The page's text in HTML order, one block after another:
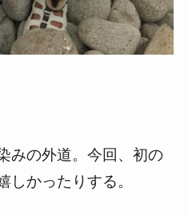
みの外道。今回、初の
しかったりする。